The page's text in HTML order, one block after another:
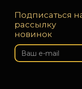
Подписаться
рассылку
новинок